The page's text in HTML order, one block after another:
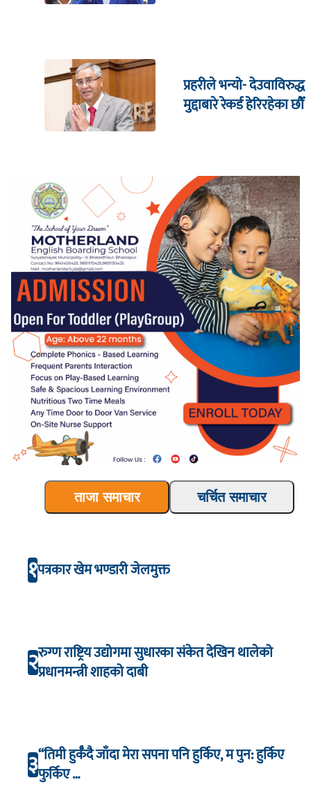
प्रहरीले भन्यो- देउवाविरुद्ध
मुद्दाबारे रेकर्ड हेरिरहेका छौँ
ताजा समाचार चर्चित समाचार
१पत्रकार खेम भण्डारी जेलमुक्त
२रुग्ण राष्ट्रिय उद्योगमा सुधारका संकेत देखिन थालेको
प्रधानमन्त्री शाहको दाबी
३“तिमी हुर्कँदै जाँदा मेरा सपना पनि हुर्किए, म पुन: हुर्किए
फुर्किए …